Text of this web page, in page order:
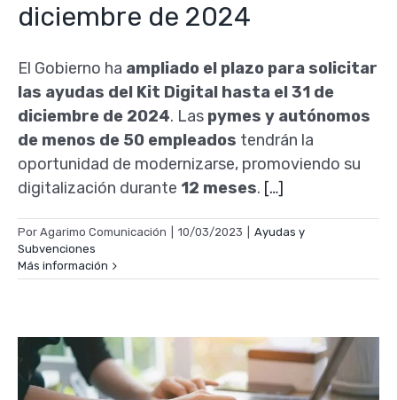
diciembre de 2024
El Gobierno ha ampliado el plazo para solicitar
las ayudas del Kit Digital hasta el 31 de
diciembre de 2024. Las pymes y autónomos
de menos de 50 empleados tendrán la
oportunidad de modernizarse, promoviendo su
digitalización durante 12 meses. […]
Por Agarimo Comunicación 10/03/2023
Ayudas y
Subvenciones
Más información